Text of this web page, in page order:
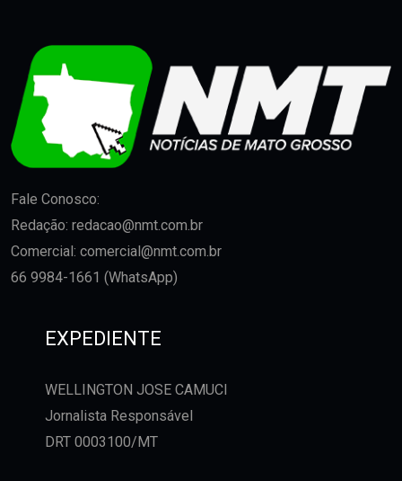
Fale Conosco:
Redação: redacao@nmt.com.br
Comercial: comercial@nmt.com.br
66 9984-1661 (WhatsApp)
EXPEDIENTE
WELLINGTON JOSE CAMUCI
Jornalista Responsável
DRT 0003100/MT